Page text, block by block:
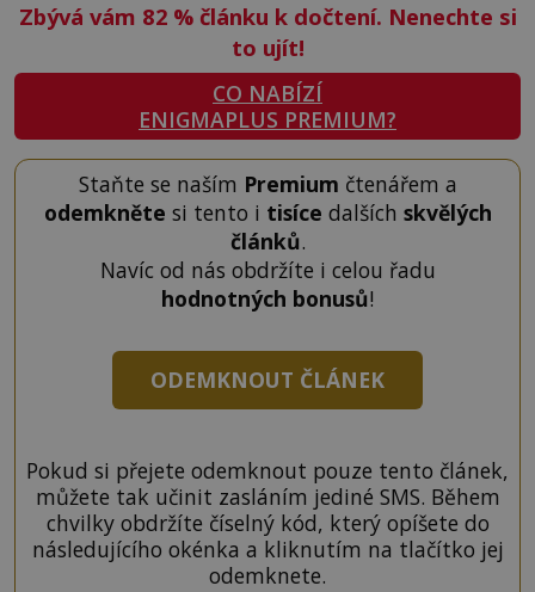
Zbývá vám 82 %článku k dočtení. Nenechte si
to ujít!
CO NABÍZÍ
ENIGMAPLUS PREMIUM?
Staňte se naším Premium čtenářem a
odemkněte si tento i tisíce dalších skvělých
článků.
Navíc od nás obdržíte i celou řadu
hodnotných bonusů!
ODEMKNOUT ČLÁNEK
Pokud si přejete odemknout pouze tento článek,
můžete tak učinit zasláním jediné SMS. Během
chvilky obdržíte číselný kód, který opíšete do
následujícího okénka a kliknutím na tlačítko jej
odemknete.